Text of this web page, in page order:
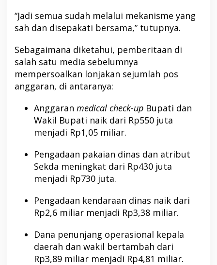
“Jadi semua sudah melalui mekanisme yang
sah dan disepakati bersama,” tutupnya.
Sebagaimana diketahui, pemberitaan di
salah satu media sebelumnya
mempersoalkan lonjakan sejumlah pos
anggaran, di antaranya:
Anggaran medical check-up Bupati dan
Wakil Bupati naik dari Rp550 juta
menjadi Rp1,05 miliar.
Pengadaan pakaian dinas dan atribut
Sekda meningkat dari Rp430 juta
menjadi Rp730 juta.
Pengadaan kendaraan dinas naik dari
Rp2,6 miliar menjadi Rp3,38 miliar.
Dana penunjang operasional kepala
daerah dan wakil bertambah dari
Rp3,89 miliar menjadi Rp4,81 miliar.